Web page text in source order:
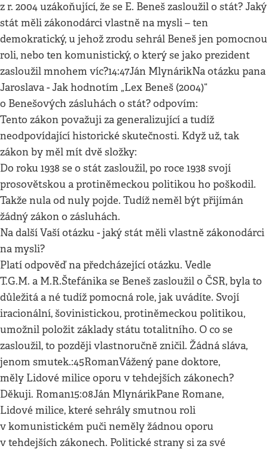
z r. 2004 uzákoňující, že se E. Beneš zasloužil o stát? Jaký
stát měli zákonodárci vlastně na mysli – ten
demokratický, u jehož zrodu sehrál Beneš jen pomocnou
roli, nebo ten komunistický, o který se jako prezident
zasloužil mnohem víc?14:47Ján MlynárikNa otázku pana
Jaroslava - Jak hodnotím „Lex Beneš (2004)“
o Benešových zásluhách o stát? odpovím:
Tento zákon považuji za generalizující a tudíž
neodpovídající historické skutečnosti. Když už, tak
zákon by měl mít dvě složky:
Do roku 1938 se o stát zasloužil, po roce 1938 svojí
prosovětskou a protiněmeckou politikou ho poškodil.
Takže nula od nuly pojde. Tudíž neměl být přijímán
žádný zákon o zásluhách.
Na další Vaší otázku - jaký stát měli vlastně zákonodárci
na mysli?
Platí odpověď na předcházející otázku. Vedle
T.G.M. a M.R.Štefánika se Beneš zasloužil o ČSR, byla to
důležitá a né tudíž pomocná role, jak uvádíte. Svojí
iracionální, šovinistickou, protiněmeckou politikou,
umožnil položit základy státu totalitního. O co se
zasloužil, to později vlastnoručně zničil. Žádná sláva,
jenom smutek.:45RomanVážený pane doktore,
měly Lidové milice oporu v tehdejších zákonech?
Děkuji. Roman15:08Ján MlynárikPane Romane,
Lidové milice, které sehrály smutnou roli
v komunistickém puči neměly žádnou oporu
v tehdejších zákonech. Politické strany si za své